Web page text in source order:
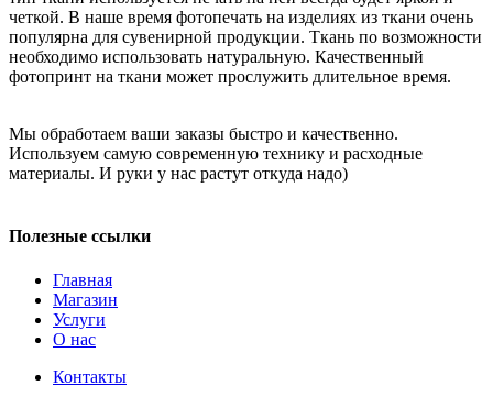
четкой. В наше время фотопечать на изделиях из ткани очень
популярна для сувенирной продукции. Ткань по возможности
необходимо использовать натуральную. Качественный
фотопринт на ткани может прослужить длительное время.
Мы обработаем ваши заказы быстро и качественно.
Используем самую современную технику и расходные
материалы. И руки у нас растут откуда надо)
Полезные ссылки
Главная
Магазин
Услуги
О нас
Контакты